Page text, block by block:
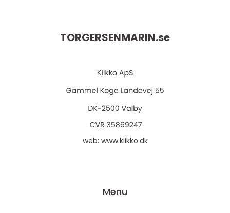
TORGERSENMARIN.se
web: www.klikko.dk
Menu